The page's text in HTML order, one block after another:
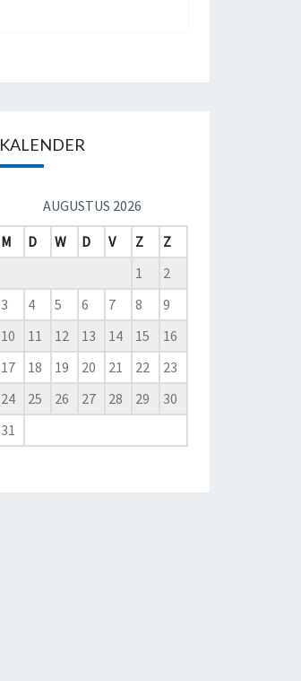
KALENDER
AUGUSTUS 2026
M
D W D V Z
Z
1
2
3
4 5 6 7 8
9
10
11 12 13 14 15
16
17
18 19 20 21 22
23
24
25 26 27 28 29
30
31